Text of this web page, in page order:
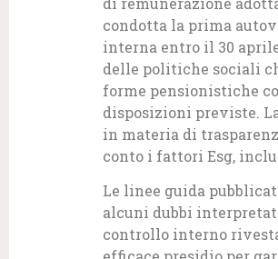
condotta la prima
interna entro il 30
delle politiche sociali
forme pensionistiche
disposizioni previste.
in materia di
conto i fattori Esg,
Le linee guida
alcuni dubbi
controllo interno